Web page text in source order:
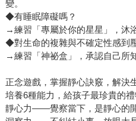
變。
◆有睡眠障礙嗎？
→練習「專屬於你的星星」，沐
◆對生命的複雜與不確定性感到
→練習「神祕盒」，承認自己所
正念遊戲，掌握靜心訣竅，解決
培養6種能力，給孩子最珍貴的禮
靜心力——覺察當下，是靜心的